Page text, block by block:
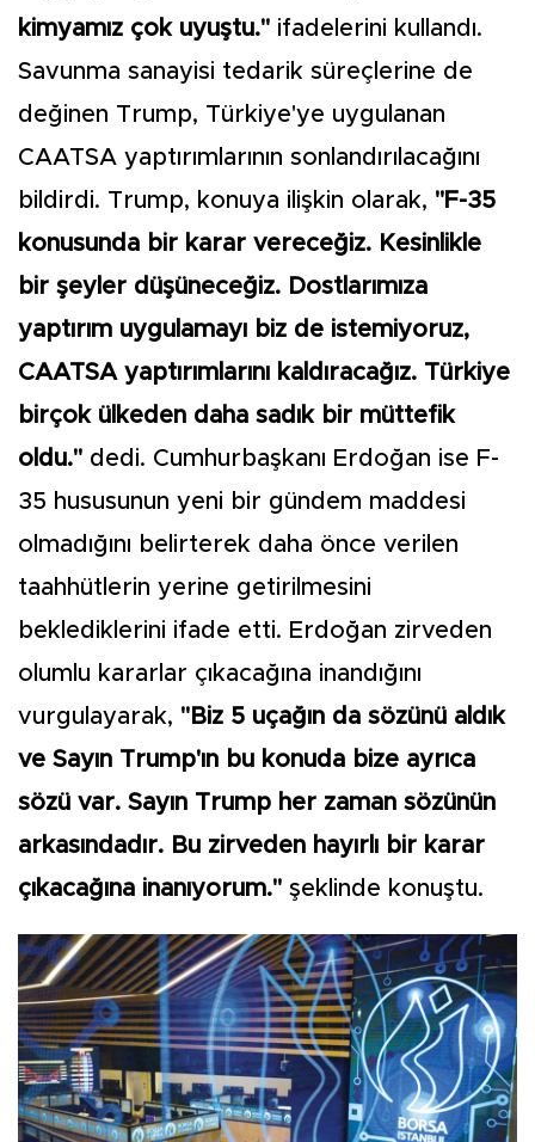
kimyamız çok uyuştu." ifadelerini kullandı.
Savunma sanayisi tedarik süreçlerine de
değinen Trump, Türkiye'ye uygulanan
CAATSA yaptırımlarının sonlandırılacağını
bildirdi. Trump, konuya ilişkin olarak, "F-35
konusunda bir karar vereceğiz. Kesinlikle
bir şeyler düşüneceğiz. Dostlarımıza
yaptırım uygulamayı biz de istemiyoruz,
CAATSA yaptırımlarını kaldıracağız. Türkiye
birçok ülkeden daha sadık bir müttefik
oldu." dedi. Cumhurbaşkanı Erdoğan ise F-
35 hususunun yeni bir gündem maddesi
olmadığını belirterek daha önce verilen
taahhütlerin yerine getirilmesini
beklediklerini ifade etti. Erdoğan zirveden
olumlu kararlar çıkacağına inandığını
vurgulayarak, "Biz 5 uçağın da sözünü aldık
ve Sayın Trump'ın bu konuda bize ayrıca
sözü var. Sayın Trump her zaman sözünün
arkasındadır. Bu zirveden hayırlı bir karar
çıkacağına inanıyorum." şeklinde konuştu.